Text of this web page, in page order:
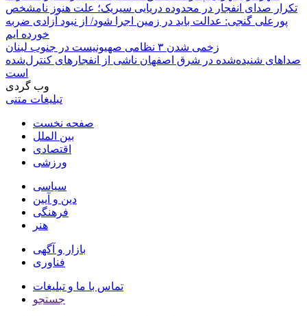
تکرار صدای انفجار در محدوده دریایی سیریک؛ علت هنوز نامشخص
پورعلی گنجی: عدالت باید در زمین اجرا شود/ از نبود آزادی ضربه
خورده ایم
زخمی شدن ۳ نظامی صهیونیست در جنوب لبنان
صداهای شنیده‌شده در شرق اصفهان ناشی از انفجارهای کنترل‌شده
است
وب گردی
تبلیغات متنی
صفحه نخست
بین الملل
اقتصادی
ورزشی
سیاسی
دین و آیین
فرهنگی
هنر
بازار و آگهی
فناوری
تماس با ما و تبلیغات
جستجو